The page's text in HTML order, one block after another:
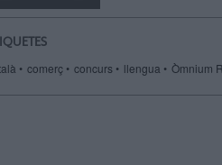
un
comerç concurs llengua Òmnium